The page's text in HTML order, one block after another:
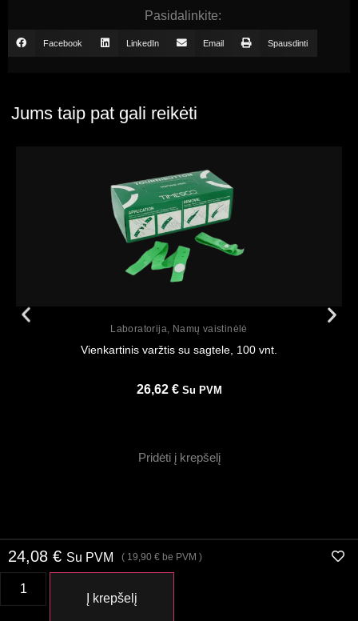
Pasidalinkite:
Facebook LinkedIn Email Spausdinti
Jums taip pat gali reikėti
Laboratorija, Namų vaistinėlė
Vienkartinis varžtis su sagtele, 100 vnt.
26,62 € Su PVM
Pridėti į krepšelį
24,08 € Su PVM ( 19,90 € be PVM )
Į krepšelį